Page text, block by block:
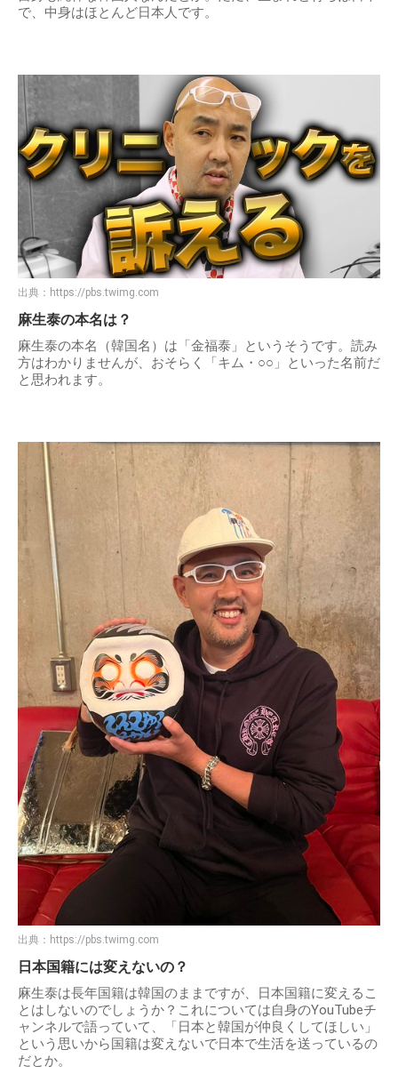
で、中身はほとんど日本人です。
出典： https://pbs.twimg.com
麻生泰の本名は？
麻生泰の本名（韓国名）は「金福泰」というそうです。読み
方はわかりませんが、おそらく「キム・○○」といった名前だ
と思われます。
出典： https://pbs.twimg.com
日本国籍には変えないの？
麻生泰は長年国籍は韓国のままですが、日本国籍に変えるこ
とはしないのでしょうか？これについては自身のYouTubeチ
ャンネルで語っていて、「日本と韓国が仲良くしてほしい」
という思いから国籍は変えないで日本で生活を送っているの
だとか。